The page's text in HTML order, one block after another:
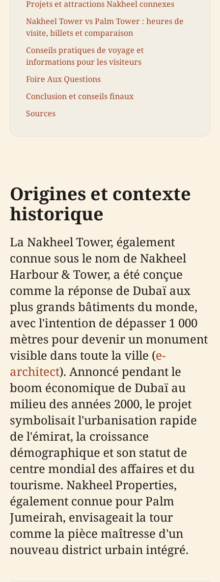
Projets et attractions Nakheel connexes
Nakheel Tower vs Palm Tower : heures de
visite, billets et comparaison
Conseils pratiques de voyage et
informations pour les visiteurs
Foire Aux Questions
Conclusion et conseils finaux
Sources
Origines et contexte
historique
La Nakheel Tower, également
connue sous le nom de Nakheel
Harbour & Tower, a été conçue
comme la réponse de Dubaï aux
plus grands bâtiments du monde,
avec l'intention de dépasser 1 000
mètres pour devenir un monument
visible dans toute la ville (e-
architect). Annoncé pendant le
boom économique de Dubaï au
milieu des années 2000, le projet
symbolisait l'urbanisation rapide
de l'émirat, la croissance
démographique et son statut de
centre mondial des affaires et du
tourisme. Nakheel Properties,
également connue pour Palm
Jumeirah, envisageait la tour
comme la pièce maîtresse d'un
nouveau district urbain intégré.